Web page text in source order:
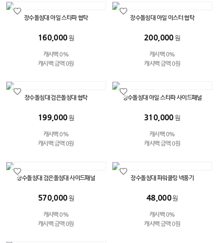
장수돌침대 아일 스타파 협탁
160,000원
캐시백 0%
캐시백 금액 0원
장수돌침대 아일 이스터 협탁
200,000원
캐시백 0%
캐시백 금액 0원
장수돌침대 검은돌침대 협탁
199,000원
캐시백 0%
캐시백 금액 0원
장수돌침대 아일 스타파 사이드패널
310,000원
캐시백 0%
캐시백 금액 0원
장수돌침대 검은돌침대 사이드패널
570,000원
캐시백 0%
캐시백 금액 0원
장수돌침대 파워쿨링 넥풍기
48,000원
캐시백 0%
캐시백 금액 0원